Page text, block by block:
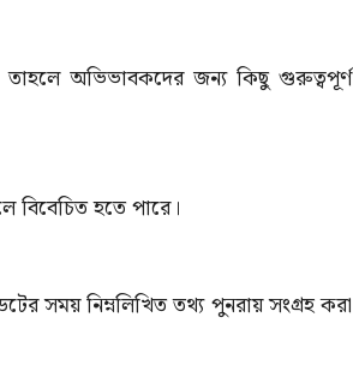
অভিভাবকদের জন্য কিছু গুরুত্বপূর্ণ
বিবেচিত হতে পারে।
সময় নিম্নলিখিত তথ্য পুনরায় সংগ্রহ করা